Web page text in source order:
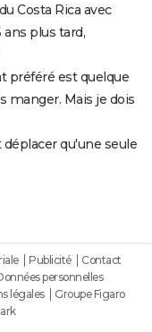
Costa Rica avec
ans plus tard,
préféré est quelque
manger. Mais je dois
déplacer qu'une seule
Publicité
Contact
personnelles
légales
Groupe Figaro